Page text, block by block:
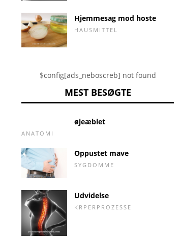
Hjemmesag mod hoste
HAUSMITTEL
$config[ads_neboscreb] not found
MEST BESØGTE
øjeæblet
ANATOMI
Oppustet mave
SYGDOMME
Udvidelse
KRPERPROZESSE